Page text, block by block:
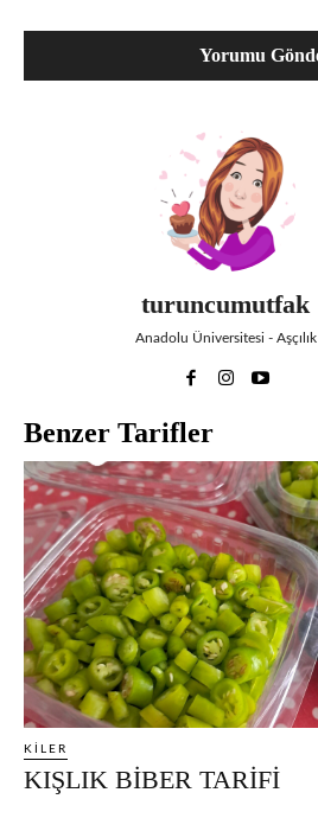
turuncumutfak
Anadolu Üniversitesi - Aşçılık
Benzer Tarifler
KILER
KIŞLIK BİBER TARİFİ